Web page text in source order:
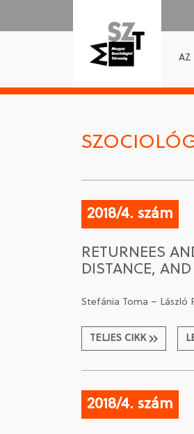
AZ
2018/4. szám
RETURNEES
DISTANCE,
Stefánia Toma – László
TELJES CIKK
2018/4. szám